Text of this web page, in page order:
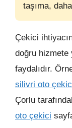
taşıma,
Çekici
doğru hizmete
faydalıdır.
silivri oto
Çorlu
oto çekici